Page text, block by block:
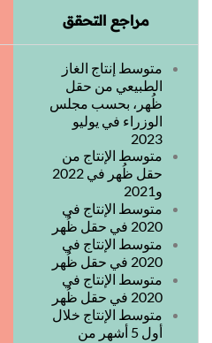
مراجع التحقق
متوسط إنتاج الغاز
الطبيعي من حقل
ظُهر، بحسب مجلس
الوزراء في يوليو
2023
متوسط الإنتاج من
حقل ظُهر في 2022
و2021
متوسط الإنتاج في
2020 في حقل ظُهر
متوسط الإنتاج في
2020 في حقل ظُهر
متوسط الإنتاج في
2020 في حقل ظُهر
متوسط الإنتاج خلال
أول 5 أشهر من